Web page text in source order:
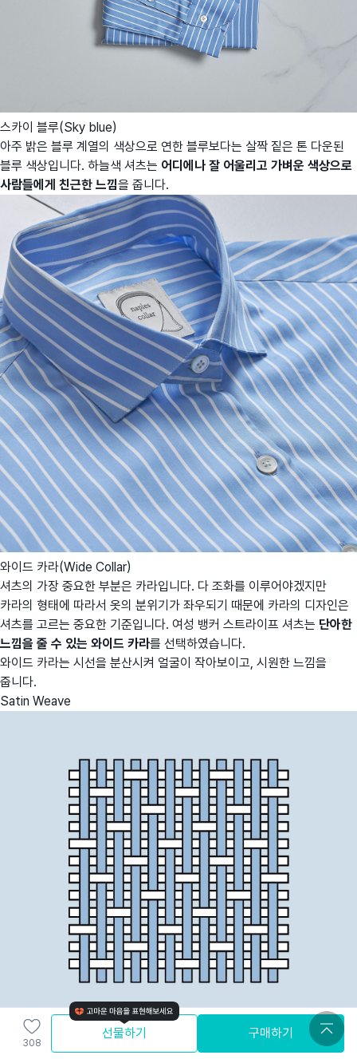
스카이 블루(Sky blue)
아주 밝은 블루 계열의 색상으로 연한 블루보다는 살짝 짙은 톤 다운된
블루 색상입니다. 하늘색 셔츠는 어디에나 잘 어울리고 가벼운 색상으로
사람들에게 친근한 느낌을 줍니다.
와이드 카라(Wide Collar)
셔츠의 가장 중요한 부분은 카라입니다. 다 조화를 이루어야겠지만
카라의 형태에 따라서 옷의 분위기가 좌우되기 때문에 카라의 디자인은
셔츠를 고르는 중요한 기준입니다. 여성 뱅커 스트라이프 셔츠는 단아한
느낌을 줄 수 있는 와이드 카라를 선택하였습니다.
와이드 카라는 시선을 분산시켜 얼굴이 작아보이고, 시원한 느낌을
줍니다.
Satin Weave
308
선물하기 구매하기